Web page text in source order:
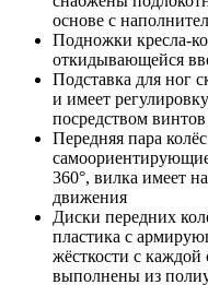
основе с
Подножки кресла-
откидывающейся
Подставка для ног
и имеет
посредством винтов
Передняя пара
360°, вилка имеет
движения
Диски передних
пластика с
жёсткости с
выполнены из